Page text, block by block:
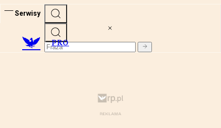
Serwisy
PRO